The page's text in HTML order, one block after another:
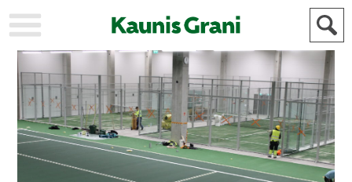
KAUPUNKI
STADEN
AJANKOHTAISTA
AKTUELLT
URHEILU
IDROTT
KULTTUURI
KULTUR
HISTORIA
HISTORIA